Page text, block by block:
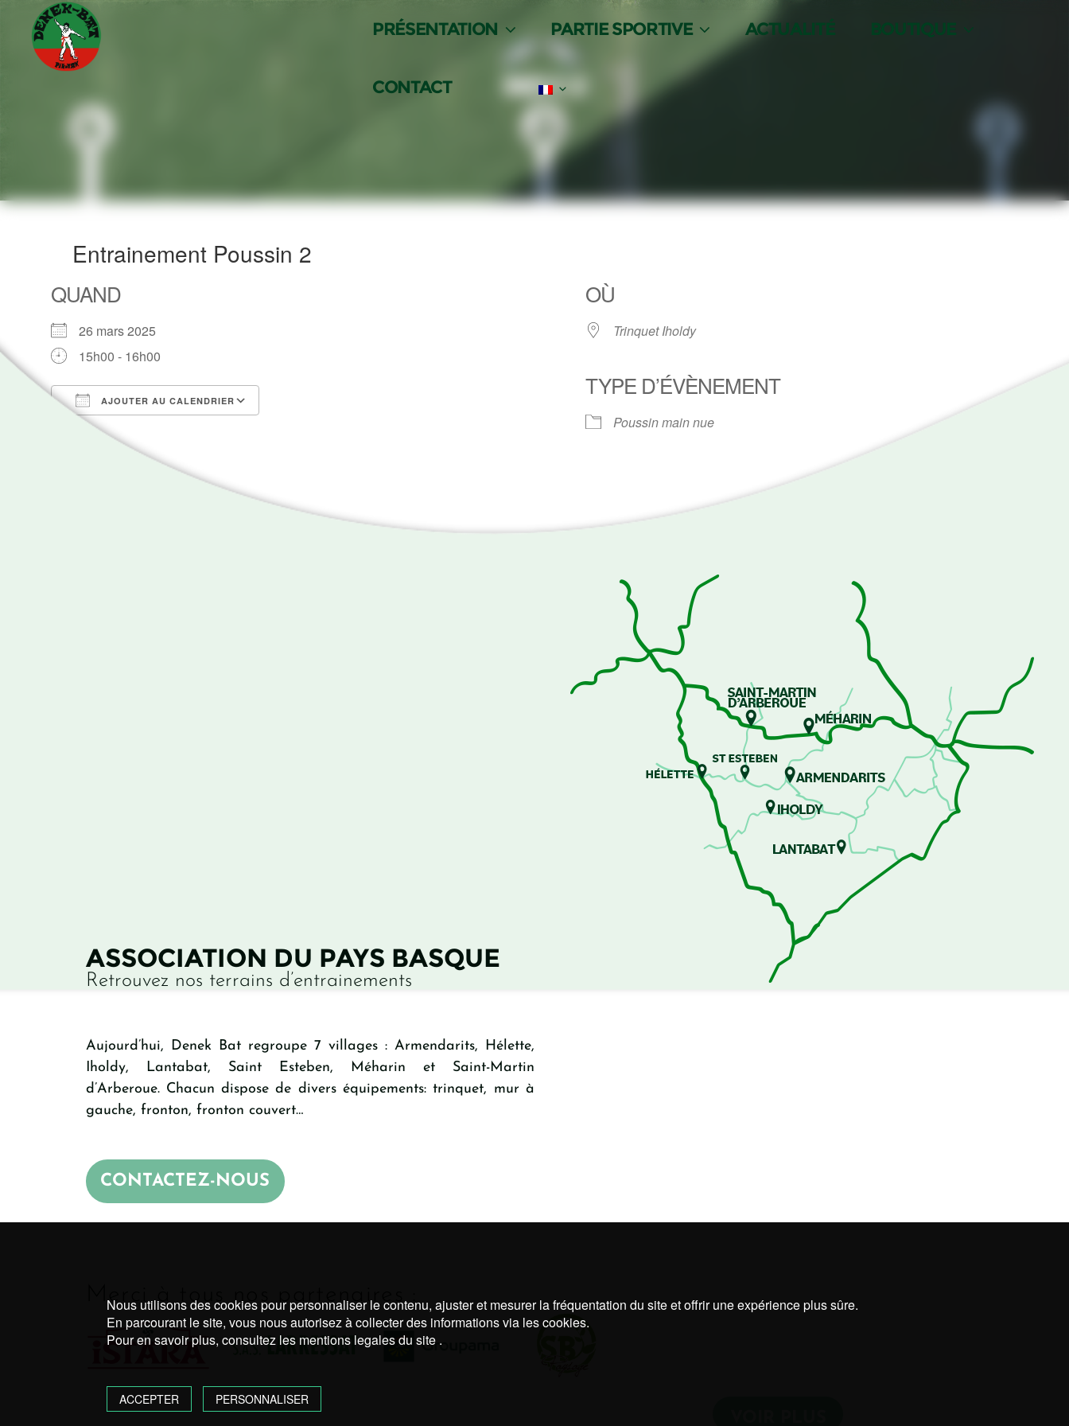
contenu
principal
PRÉSENTATION PARTIE SPORTIVE ACTUALITÉ BOUTIQUE
CONTACT
Entrainement Poussin 2
QUAND
26 mars 2025
15h00 - 16h00
AJOUTER AU CALENDRIER
Télécharger ICS Office 365 Outlook Live
OÙ
Trinquet Iholdy
TYPE D’ÉVÈNEMENT
Poussin main nue
ASSOCIATION DU PAYS BASQUE
Retrouvez nos terrains d’entrainements
Aujourd’hui, Denek Bat regroupe 7 villages : Armendarits, Hélette,
Iholdy, Lantabat, Saint Esteben, Méharin et Saint-Martin
d’Arberoue. Chacun dispose de divers équipements: trinquet, mur à
gauche, fronton, fronton couvert…
CONTACTEZ-NOUS
Merci à tous nos partenaires :
Nous utilisons des cookies pour personnaliser le contenu, ajuster et mesurer la fréquentation du site et offrir une expérience plus sûre.
En parcourant le site, vous nous autorisez à collecter des informations via les cookies.
Pour en savoir plus, consultez les mentions legales du site .
ACCEPTER PERSONNALISER